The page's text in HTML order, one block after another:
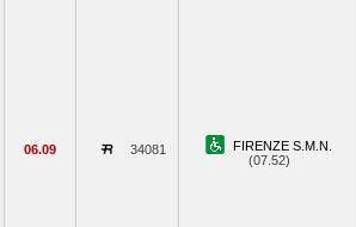
06.09 34081
FIRENZE S.M.N.
(07.52)